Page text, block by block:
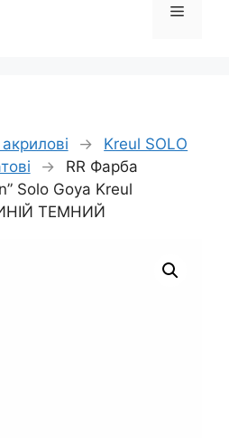
Меню
→
Kreul SOLO
→
RR Фарба
Solo Goya Kreul
ТЕМНИЙ